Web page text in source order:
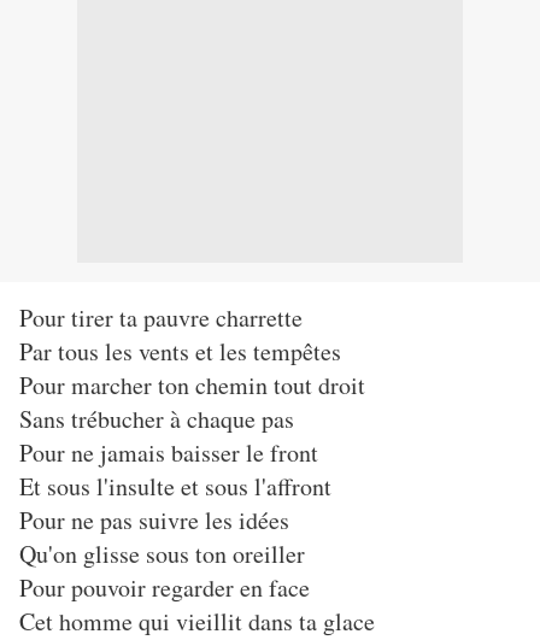
Pour tirer ta pauvre charrette
Par tous les vents et les tempêtes
Pour marcher ton chemin tout droit
Sans trébucher à chaque pas
Pour ne jamais baisser le front
Et sous l'insulte et sous l'affront
Pour ne pas suivre les idées
Qu'on glisse sous ton oreiller
Pour pouvoir regarder en face
Cet homme qui vieillit dans ta glace